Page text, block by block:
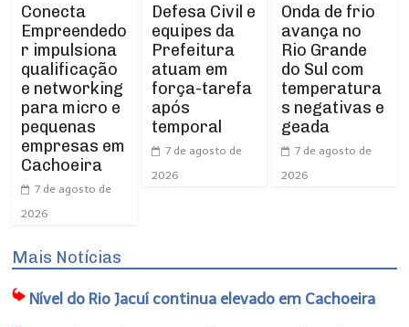
Conecta
Empreendedo
r impulsiona
qualificação
e networking
para micro e
pequenas
empresas em
Cachoeira
7 de agosto de
2026
Defesa Civil e
equipes da
Prefeitura
atuam em
força-tarefa
após
temporal
7 de agosto de
2026
Onda de frio
avança no
Rio Grande
do Sul com
temperatura
s negativas e
geada
7 de agosto de
2026
Mais Notícias
Nível do Rio Jacuí continua elevado em Cachoeira